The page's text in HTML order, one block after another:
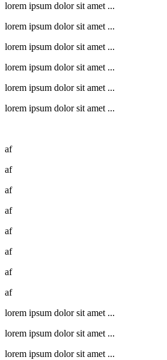
lorem ipsum dolor sit amet ...
lorem ipsum dolor sit amet ...
lorem ipsum dolor sit amet ...
lorem ipsum dolor sit amet ...
lorem ipsum dolor sit amet ...
lorem ipsum dolor sit amet ...
af
af
af
af
af
af
af
af
lorem ipsum dolor sit amet ...
lorem ipsum dolor sit amet ...
lorem ipsum dolor sit amet ...